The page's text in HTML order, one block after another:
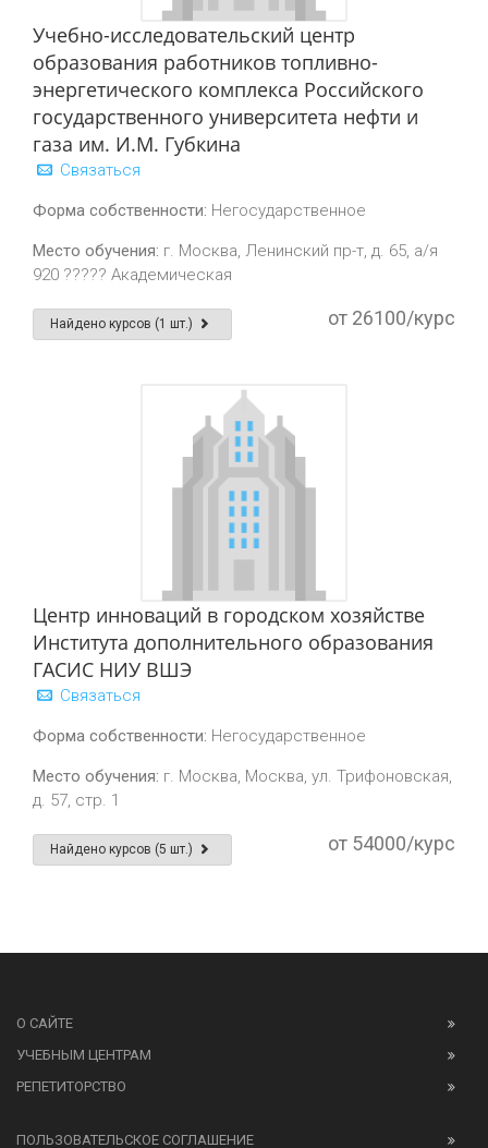
Учебно-исследовательский центр
образования работников топливно-
энергетического комплекса Российского
государственного университета нефти и
газа им. И.М. Губкина
Связаться
Форма собственности: Негосударственное
Место обучения: г. Москва, Ленинский пр-т, д. 65, а/я
920 ????? Академическая
Найдено курсов (1 шт.) от 26100/курс
Центр инноваций в городском хозяйстве
Института дополнительного образования
ГАСИС НИУ ВШЭ
Связаться
Форма собственности: Негосударственное
Место обучения: г. Москва, Москва, ул. Трифоновская,
д. 57, стр. 1
Найдено курсов (5 шт.) от 54000/курс
О САЙТЕ
УЧЕБНЫМ ЦЕНТРАМ
РЕПЕТИТОРСТВО
ПОЛЬЗОВАТЕЛЬСКОЕ СОГЛАШЕНИЕ